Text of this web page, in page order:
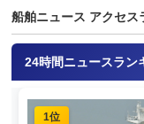
船舶ニュース アクセス
24時間ニュースラン
1位